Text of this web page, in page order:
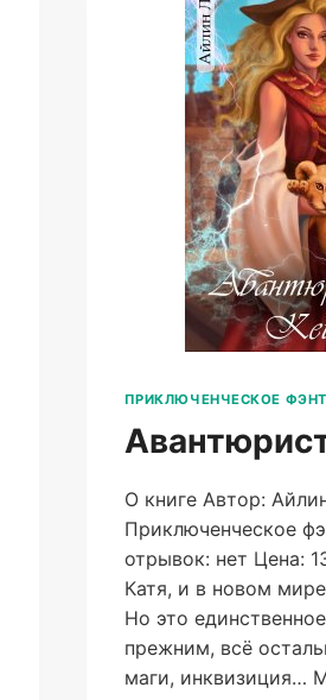
ПРИКЛЮЧЕНЧЕСКОЕ
О книге Автор:
Приключенческое
отрывок: нет Цена:
Катя, и в новом
Но это
прежним, всё
маги, инквизиция…